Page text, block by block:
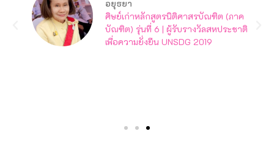
อยุธยา
ศิษย์เก่าหลักสูตรนิติศาสรบัณฑิต (ภาค
บัณฑิต) รุ่นที่ 6 | ผู้รับรางวัลสหประชาติ
เพื่อความยั่งยืน UNSDG 2019